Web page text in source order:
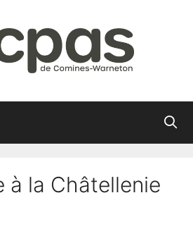
à la Châtellenie